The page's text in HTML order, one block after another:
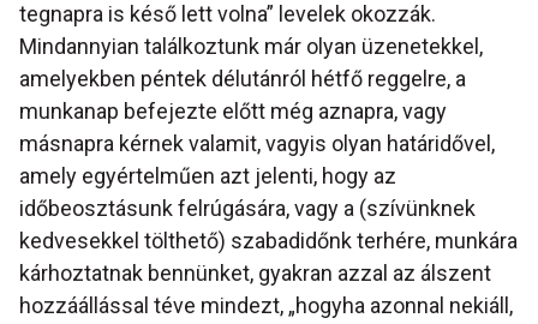
tegnapra is késő lett volna” levelek okozzák.
Mindannyian találkoztunk már olyan üzenetekkel,
amelyekben péntek délutánról hétfő reggelre, a
munkanap befejezte előtt még aznapra, vagy
másnapra kérnek valamit, vagyis olyan határidővel,
amely egyértelműen azt jelenti, hogy az
időbeosztásunk felrúgására, vagy a (szívünknek
kedvesekkel tölthető) szabadidőnk terhére, munkára
kárhoztatnak bennünket, gyakran azzal az álszent
hozzáállással téve mindezt, „hogyha azonnal nekiáll,